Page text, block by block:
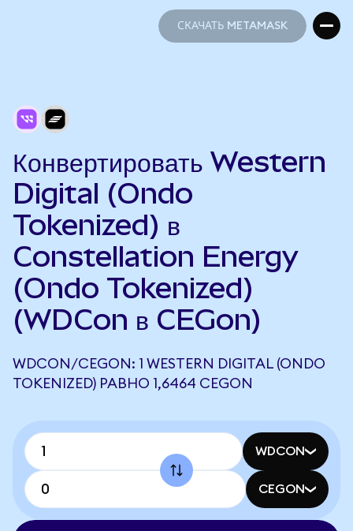
СКАЧАТЬ METAMASK
Конвертировать Western
Digital (Ondo
Tokenized) в
Constellation Energy
(Ondo Tokenized)
(WDCon в CEGon)
WDCON/CEGON: 1 WESTERN DIGITAL (ONDO
TOKENIZED) РАВНО 1,6464 CEGON
WDCON
CEGON